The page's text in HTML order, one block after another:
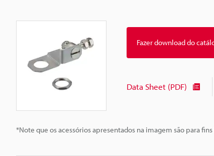
*Note que os acessórios apresentados na imagem são para
Fazer download do
Data Sheet (PDF)